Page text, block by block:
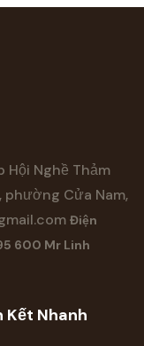
Hội Nghề Thảm
phường Cửa Nam,
Điện
600 Mr Linh
Kết Nhanh